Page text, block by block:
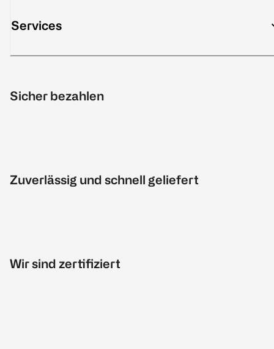
Services
Sicher bezahlen
Zuverlässig und schnell geliefert
Wir sind zertifiziert